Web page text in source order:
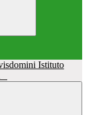
Istituto